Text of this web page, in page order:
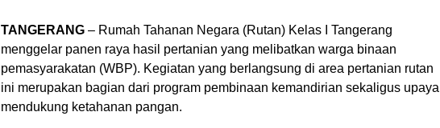
TANGERANG – Rumah Tahanan Negara (Rutan) Kelas I Tangerang
menggelar panen raya hasil pertanian yang melibatkan warga binaan
pemasyarakatan (WBP). Kegiatan yang berlangsung di area pertanian rutan
ini merupakan bagian dari program pembinaan kemandirian sekaligus upaya
mendukung ketahanan pangan.